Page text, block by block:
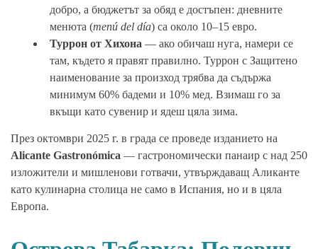
добро, а бюджетът за обяд е достъпен: дневните
менюта (menú del día) са около 10–15 евро.
Туррон от Хихона — ако обичаш нуга, намери се
там, където я правят правилно. Туррон с Защитено
наименование за произход трябва да съдържа
минимум 60% бадеми и 10% мед. Взимаш го за
вкъщи като сувенир и ядеш цяла зима.
През октомври 2025 г. в града се проведе изданието на
Alicante Gastronómica — гастрономически панаир с над 250
изложители и мишленови готвачи, утвърждаващ Аликанте
като кулинарна столица не само в Испания, но и в цяла
Европа.